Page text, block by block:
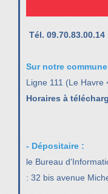
Tél. 09.70.83.00.14
Sur notre commune
Ligne 111 (Le Havre
Horaires à
- Dépositaire :
le Bureau
: 32 bis avenue